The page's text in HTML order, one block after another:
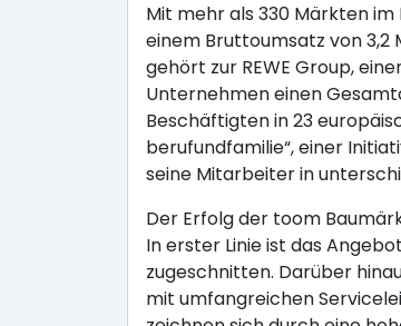
Mit mehr als 330 Märkten
einem Bruttoumsatz von
gehört zur REWE Group,
Unternehmen einen
Beschäftigten in 23
berufundfamilie“, einer
seine Mitarbeiter in
Der Erfolg der toom
In erster Linie ist das
zugeschnitten. Darüber
mit umfangreichen